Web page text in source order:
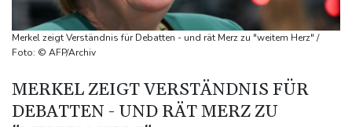
Warnstufe in China
Lionel Messi trauert um Vater und langjährigen Manager Jorge
DAK-Analyse: ADHS-Neudiagnosen bei Kindern deutlich
Sohn: Krebs von Ex-Präsident Biden hat sich ausgebreitet und
Metastasen gebildet
Merkel zeigt Verständnis für Debatten - und rät Merz zu "weitem Herz" /
Foto: © AFP/Archiv
MERKEL ZEIGT VERSTÄNDNIS FÜR
DEBATTEN - UND RÄT MERZ ZU